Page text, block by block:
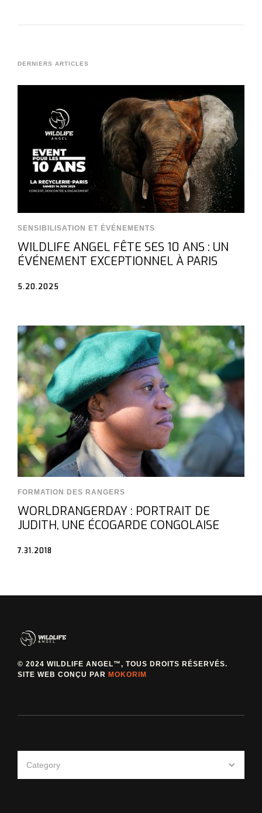
DERNIERS ARTICLES
SENSIBILISATION ET ÉVÉNEMENTS
WILDLIFE ANGEL FÊTE SES 10 ANS : UN
ÉVÉNEMENT EXCEPTIONNEL À PARIS
5.20.2025
FORMATION DES RANGERS
WORLDRANGERDAY : PORTRAIT DE
JUDITH, UNE ÉCOGARDE CONGOLAISE
7.31.2018
© 2024 WILDLIFE ANGEL™, TOUS DROITS RÉSERVÉS.
SITE WEB CONÇU PAR MOKORIM
Category